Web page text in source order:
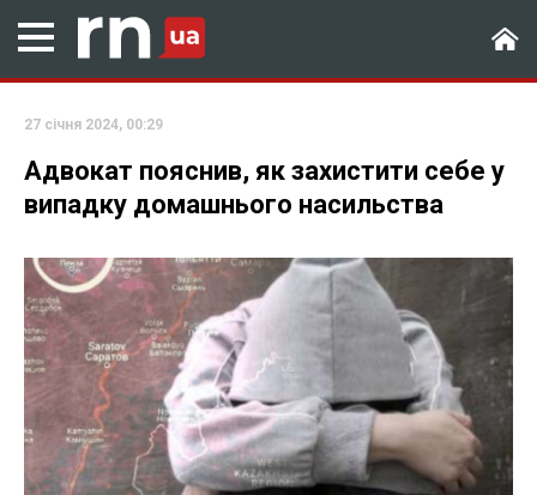
27 січня 2024, 00:29
Адвокат пояснив, як захистити себе у
випадку домашнього насильства